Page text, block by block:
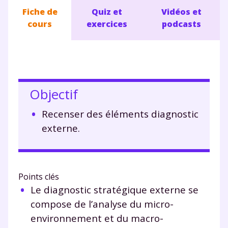
Fiche de
cours
Quiz et
exercices
Vidéos et
podcasts
Objectif
Recenser des éléments diagnostic
externe.
Points clés
Le diagnostic stratégique externe se
compose de l’analyse du micro-
environnement et du macro-